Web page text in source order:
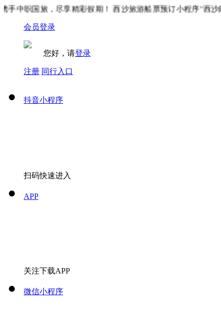
中职国旅，尽享精彩假期！ 西沙旅游船票预订小程序"西沙邮
会员登录
您好，请登录
注册 同行入口
抖音小程序
扫码快速进入
APP
关注下载APP
微信小程序